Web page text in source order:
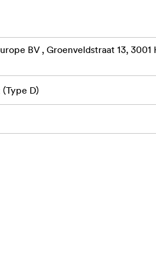
BV , Groenveldstraat 13,
D)